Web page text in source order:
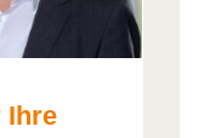
Ihre